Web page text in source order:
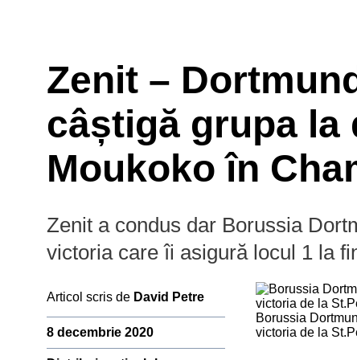
Prim-plan
Ousmane Dembélé
Reconstrucție Manchester United
Clasament Premier League
Golgheteri La Liga
Zenit –
câștigă grupa la
Moukoko în
Zenit a condus dar Borussia
victoria care îi asigură locul 1 la
Articol scris de David Petre
8 decembrie 2020
Borussia
victoria de la